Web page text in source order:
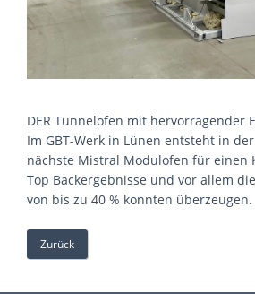
DER Tunnelofen mit hervorragender
Im GBT-Werk in Lünen entsteht in
nächste Mistral Modulofen für einen
Top Backergebnisse und vor allem
von bis zu 40 % konnten überzeugen.
Zurück